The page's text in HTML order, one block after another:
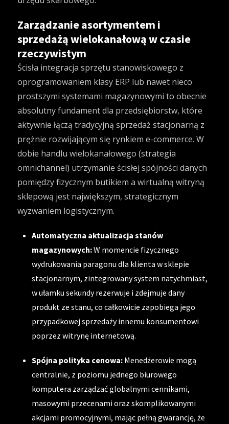
Zarządzanie asortymentem i
sprzedażą wielokanałową w czasie
rzeczywistym
Ścisła integracja sprzętu stanowiskowego z
oprogramowaniem klasy ERP lub nawet nieco
prostszymi systemami magazynowymi to obecnie
absolutny fundament dla przedsiębiorstw, które
aktywnie łączą tradycyjną sprzedaż stacjonarną z
prężnie rozwijającym się rynkiem e-commerce. W
dobie handlu wielokanałowego (strategia
omnichannel) utrzymanie ścisłej spójności danych
pomiędzy fizycznym butikiem a wirtualną witryną
sklepową jest największym, strategicznym
wyzwaniem logistycznym.
Automatyczna aktualizacja stanów
magazynowych:W momencie fizycznego
wydrukowania paragonu dla klienta w sklepie
stacjonarnym, zintegrowany system natychmiast,
w ułamku sekundy rezerwuje i zdejmuje dany
produkt ze stanu, co całkowicie zapobiega jego
przypadkowej sprzedaży innemu konsumentowi
poprzez witrynę internetową.
Spójna polityka cenowa: Menedżerowie mogą
centralnie, z poziomu jednego biurowego
komputera zarządzać globalnymi cennikami,
masowymi przecenami oraz skomplikowanymi
akcjami promocyjnymi, mając pełną gwarancję, że